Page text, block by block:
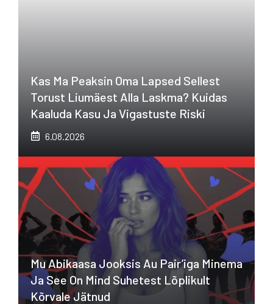
Kas Ma Peaksin Oma Lapsed Sellest
Torust Liumäest Alla Laskma? Kuidas
Kaaluda Kasu Ja Vigastuste Riski
6.08.2026
Mu Abikaasa Jooksis Au Pair’iga Minema
Ja See On Mind Suhetest Lõplikult
Kõrvale Jätnud